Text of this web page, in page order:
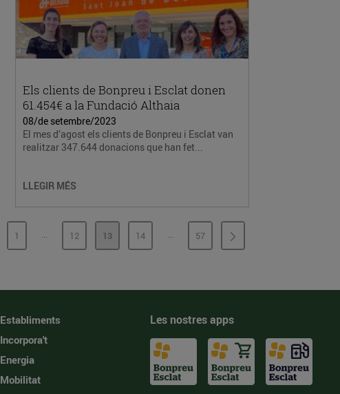
Els clients de Bonpreu i Esclat donen
61.454€ a la Fundació Althaia
08/de setembre/2023
El mes d’agost els clients de Bonpreu i Esclat van
realitzar 347.644 donacions que han fet...
LLEGIR MÉS
PÀGINA
1 ...PÀGINES INTERMÈDIES
PÀGINA
12 PÀGINA
13 PÀGINA
14 ...PÀGINES INTERMÈDIES
PÀGINA
57
Establiments
Incorpora't
Energia
Mobilitat
Les nostres apps